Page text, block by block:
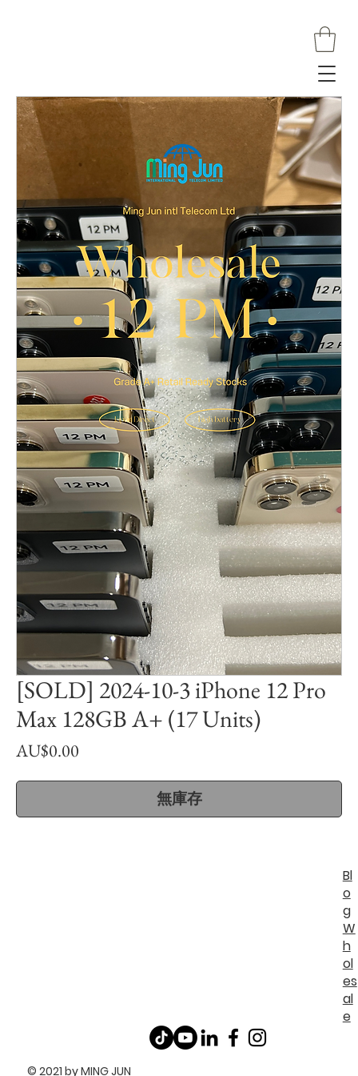
[SOLD] 2024-10-3 iPhone 12 Pro
Max 128GB A+ (17 Units)
AU$0.00
無庫存
© 2021 by MING JUN
Bl
o
g
W
h
ol
es
al
e